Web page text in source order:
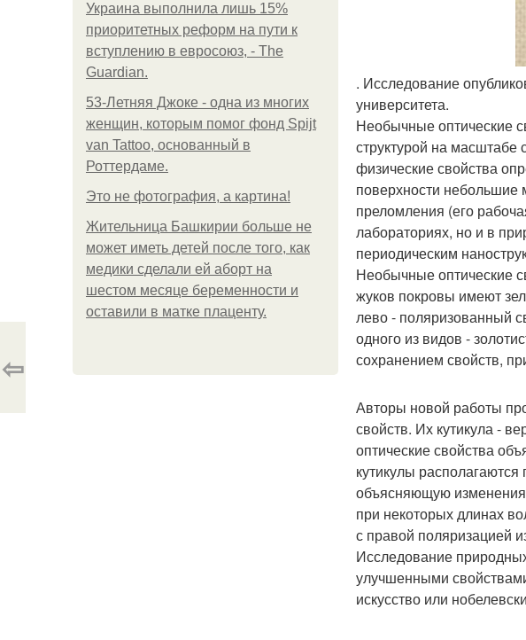
Украина выполнила лишь 15%
приоритетных реформ на пути к
вступлению в евросоюз, - The
Guardian.
53-Летняя Джоке - одна из многих
женщин, которым помог фонд Spijt
van Tattoo, основанный в
Роттердаме.
Это не фотография, а картина!
Жительница Башкирии больше не
может иметь детей после того, как
медики сделали ей аборт на
шестом месяце беременности и
оставили в матке плаценту.
. Исследование
университета.
Необычные оптические
структурой на масштабе
физические свойства
поверхности небольшие
преломления (его
лабораториях, но и в
периодическим
Необычные оптические
жуков покровы имеют
лево - поляризованный
одного из видов -
сохранением свойств,
Авторы новой работы
свойств. Их кутикула -
оптические свойства
кутикулы
объясняющую
при некоторых длинах
с правой поляризацией
Исследование
улучшенными
искусство или
⇦